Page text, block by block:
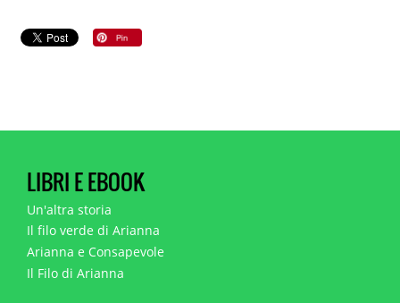
LIBRI E EBOOK
Un'altra storia
Il filo verde di Arianna
Arianna e Consapevole
Il Filo di Arianna